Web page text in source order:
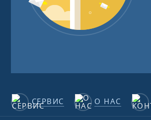
СЕРВИС О НАС